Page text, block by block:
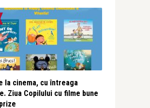
la cinema, cu întreaga
Ziua Copilului cu filme bune